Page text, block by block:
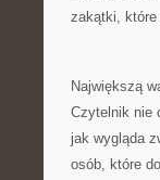
zakątki,
Największą
Czytelnik nie
jak wygląda
osób, które